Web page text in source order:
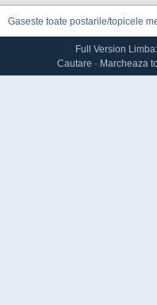
Gaseste toate postarile/topicele
Full Version Limba:
Cautare · Marcheaza